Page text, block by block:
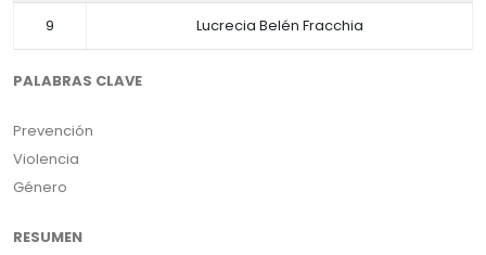
9 Lucrecia Belén Fracchia
PALABRAS CLAVE
Prevención
Violencia
Género
RESUMEN